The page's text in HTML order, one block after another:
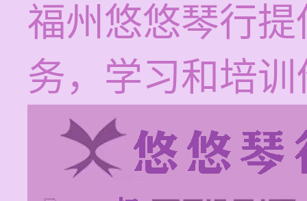
福州悠悠琴行
务，学习和培